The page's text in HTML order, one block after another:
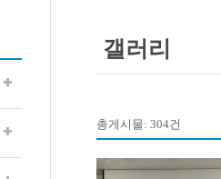
갤러리
총게시물: 304건